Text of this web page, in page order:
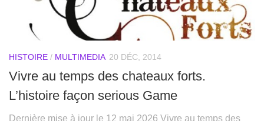
HISTOIRE / MULTIMEDIA 20 DÉC, 2014
Vivre au temps des chateaux forts.
L’histoire façon serious Game
Dernière mise à jour le 12 mai 2026 Vivre au temps des